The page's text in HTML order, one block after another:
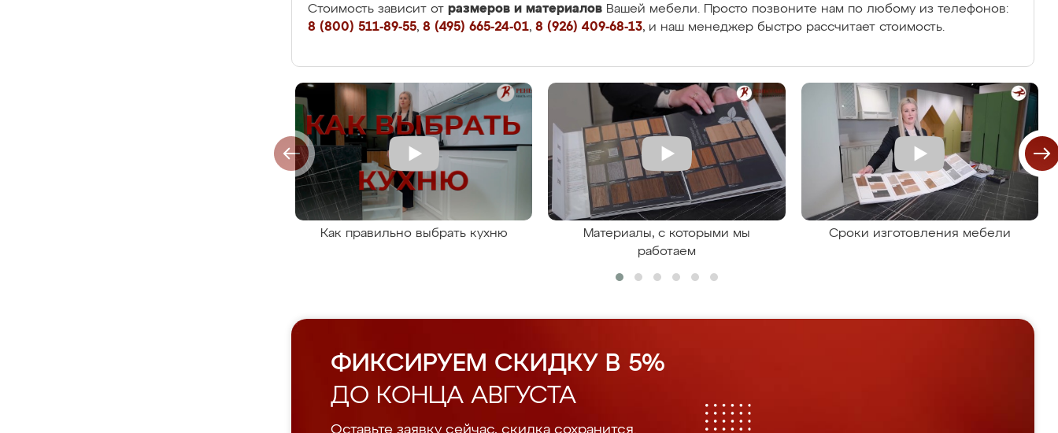
Стоимость зависит от размеров и материалов Вашей мебели. Просто позвоните нам по любому из телефонов:
8 (800) 511-89-55, 8 (495) 665-24-01, 8 (926) 409-68-13, и наш менеджер быстро рассчитает стоимость.
Как правильно выбрать кухню
Материалы, с которыми мы
работаем
Сроки изготовления мебели
ФИКСИРУЕМ СКИДКУ В 5%
ДО КОНЦА АВГУСТА
Оставьте заявку сейчас, скидка сохранится.